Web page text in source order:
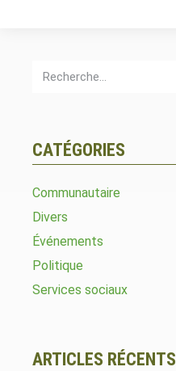
CATÉGORIES
Communautaire
Divers
Événements
Politique
Services sociaux
ARTICLES RÉCENTS